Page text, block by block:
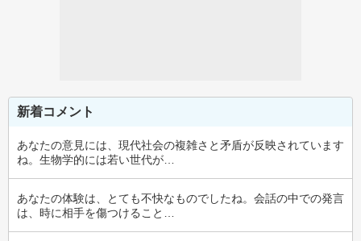
新着コメント
あなたの意見には、現代社会の複雑さと矛盾が反映されています
ね。生物学的には若い世代が…
あなたの体験は、とても不快なものでしたね。会話の中での発言
は、時に相手を傷つけること…